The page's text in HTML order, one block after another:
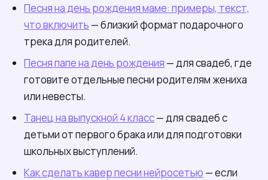
Песня на день рождения маме: примеры, текст,
что включить — близкий формат подарочного
трека для родителей.
Песня папе на день рождения — для свадеб, где
готовите отдельные песни родителям жениха
или невесты.
Танец на выпускной 4 класс— для свадеб с
детьми от первого брака или для подготовки
школьных выступлений.
Как сделать кавер песни нейросетью — если